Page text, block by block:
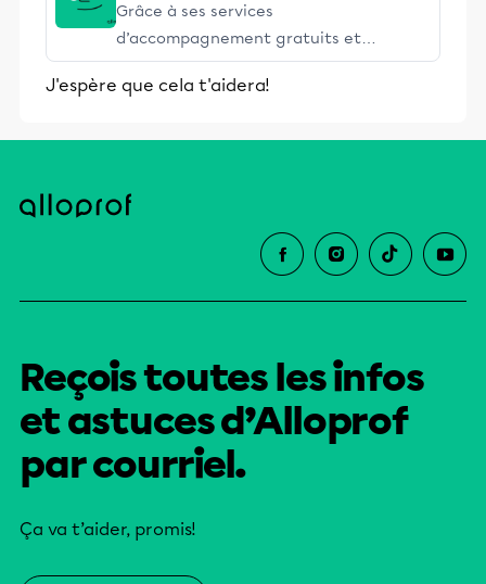
Grâce à ses services
d’accompagnement gratuits et
stimulants, Alloprof engage les élèves
et leurs parents dans la réussite
J'espère que cela t'aidera!
Reçois toutes les infos
et astuces d’Alloprof
par courriel.
Ça va t’aider, promis!